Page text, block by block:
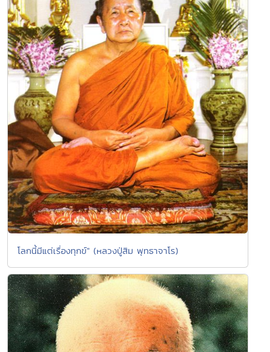
โลกนี้มีแต่เรื่องทุกข์" (หลวงปู่สิม พุทธาจาโร)